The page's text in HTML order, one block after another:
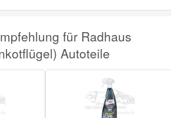
für Radhaus
Autoteile